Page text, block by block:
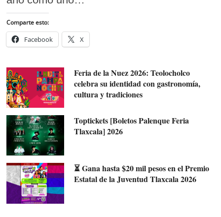
Comparte esto:
Facebook X
Feria de la Nuez 2026: Teolocholco
celebra su identidad con gastronomía,
cultura y tradiciones
Toptickets [Boletos Palenque Feria
Tlaxcala] 2026
⏳ Gana hasta $20 mil pesos en el Premio
Estatal de la Juventud Tlaxcala 2026